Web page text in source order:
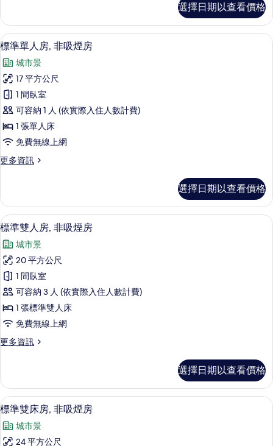
房
（禁
菸）
的
所
有
相
片
雙
人
床
（禁
菸）
的
詳
情
選擇日期以查看價格
顯
示
標
準
單
人
房,
非
吸
房
的
所
有
相
片
客房內保險箱、遮光布/窗簾、熨斗/
6
標準單人房, 非吸煙房
城市景
17 平方公尺
1 間臥室
可容納 1 人 (依實際入住人數計費)
1 張單人床
免費無線上網
更多資訊
更
單
人
房,
吸
煙
房
的
詳
情
選擇日期以查看價格
顯
示
標
準
雙
人
房,
非
吸
房
的
所
有
相
標準雙人房, 非吸煙房 | 客房內保險
5
標準雙人房, 非吸煙房
城市景
20 平方公尺
1 間臥室
可容納 3 人 (依實際入住人數計費)
1 張標準雙人床
免費無線上網
更多資訊
更
雙
人
房,
吸
煙
選擇日期以查看價格
顯
示
標
客房內保險箱、遮光布/窗簾、熨斗/
5
標準雙床房, 非吸煙房
城市景
24 平方公尺